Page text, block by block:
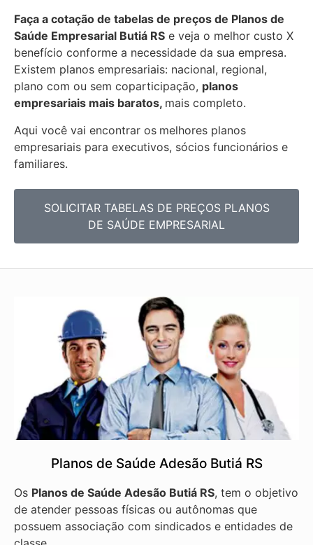
Faça a cotação de tabelas de preços de Planos de
Saúde Empresarial Butiá RS e veja o melhor custo X
benefício conforme a necessidade da sua empresa.
Existem planos empresariais: nacional, regional,
plano com ou sem coparticipação, planos
empresariais mais baratos, mais completo.
Aqui você vai encontrar os melhores planos
empresariais para executivos, sócios funcionários e
familiares.
SOLICITAR TABELAS DE PREÇOS PLANOS
DE SAÚDE EMPRESARIAL
Planos de Saúde Adesão Butiá RS
Os Planos de Saúde Adesão Butiá RS, tem o objetivo
de atender pessoas físicas ou autônomas que
possuem associação com sindicados e entidades de